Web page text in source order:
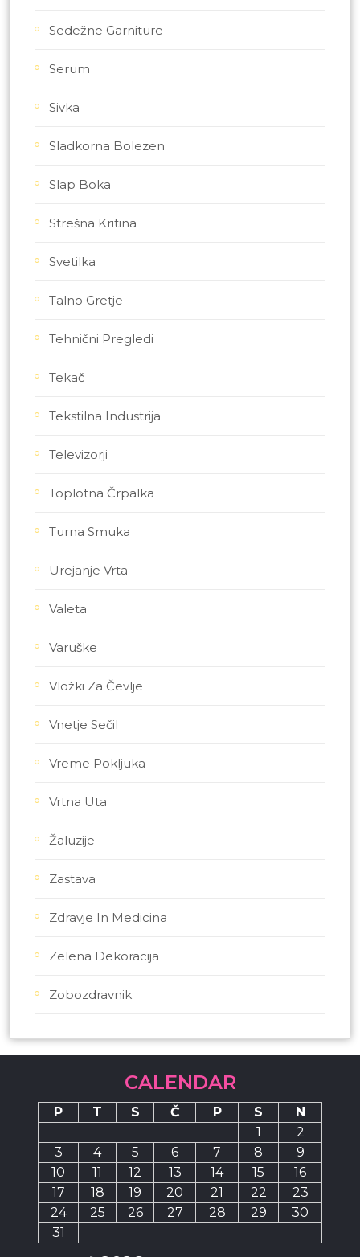
Sedežne Garniture
Serum
Sivka
Sladkorna Bolezen
Slap Boka
Strešna Kritina
Svetilka
Talno Gretje
Tehnični Pregledi
Tekač
Tekstilna Industrija
Televizorji
Toplotna Črpalka
Turna Smuka
Urejanje Vrta
Valeta
Varuške
Vložki Za Čevlje
Vnetje Sečil
Vreme Pokljuka
Vrtna Uta
Žaluzije
Zastava
Zdravje In Medicina
Zelena Dekoracija
Zobozdravnik
CALENDAR
P T S Č P S
N
1
2
3
4 5 6 7 8
9
10
11 12 13 14 15
16
17
18 19 20 21 22
23
24
25 26 27 28 29
30
31